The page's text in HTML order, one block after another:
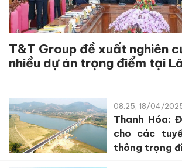
T&T Group đề xuất nghiên
nhiều dự án trọng điểm tại
08:25, 18/04/
Thanh Hóa:
cho các
thông trọng